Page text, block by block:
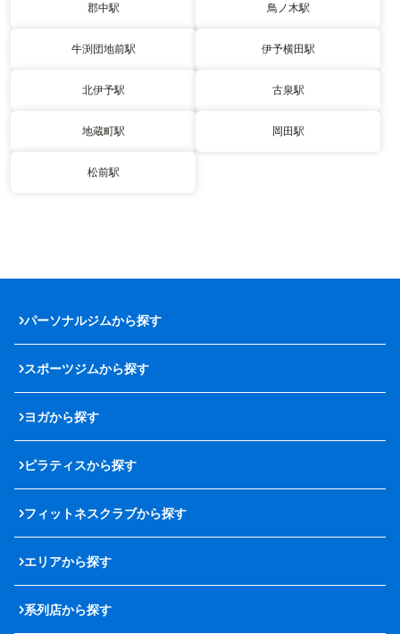
郡中駅 鳥ノ木駅
牛渕団地前駅 伊予横田駅
北伊予駅 古泉駅
地蔵町駅 岡田駅
松前駅
パーソナルジムから探す
スポーツジムから探す
ヨガから探す
ピラティスから探す
フィットネスクラブから探す
エリアから探す
系列店から探す